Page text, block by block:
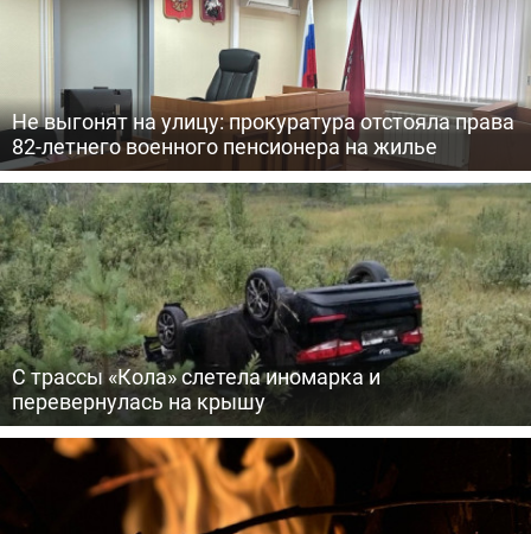
Не выгонят на улицу: прокуратура отстояла права
82-летнего военного пенсионера на жилье
С трассы «Кола» слетела иномарка и
перевернулась на крышу